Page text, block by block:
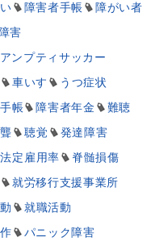
障害者手帳
障がい者
害
アンプティサッカー
車いす
うつ症状
帳 障害者年金
難聴
聾 聴覚
発達障害
法定雇用率
脊髄損傷
就労移行支援事業所
就職活動
パニック障害